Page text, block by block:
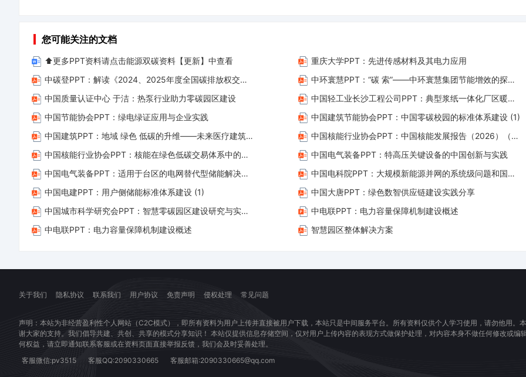
法
下
资
料
侵
权
等
问
题
系
客
立
处
理！
微
信：
pv3515
您可能关注的文档
⬆️更多PPT资料请点击能源双碳资料【更新】中查看
重庆大学PPT：先进传感材料及其电力应用
中碳登PPT：解读《2024、2025年度全国碳排放权交易市场钢铁、水泥、铝冶炼行业配额总量和分配方案》(1)
中环寰慧PPT：“碳 索”——中环寰慧集团节能增效的探索与实践
中国质量认证中心 于洁：热泵行业助力零碳园区建设
中国轻工业长沙工程公司PPT：典型浆纸一体化厂区暖通节能路径探讨
中国节能协会PPT：绿电绿证应用与企业实践
中国建筑节能协会PPT：中国零碳校园的标准体系建设 (1)
中国建筑PPT：地域 绿色 低碳的升维——未来医疗建筑的实施路径
中国核能行业协会PPT：中国核能发展报告（2026）（简版）
中国核能行业协会PPT：核能在绿色低碳交易体系中的政策问题研究 (1)
中国电气装备PPT：特高压关键设备的中国创新与实践
中国电气装备PPT：适用于台区的电网替代型储能解决方案——破解配网瓶颈，打通供电“最后一公里”
中国电科院PPT：大规模新能源并网的系统级问题和国际标准工作
中国电建PPT：用户侧储能标准体系建设 (1)
中国大唐PPT：绿色数智供应链建设实践分享
中国城市科学研究会PPT：智慧零碳园区建设研究与实践 (1)
中电联PPT：电力容量保障机制建设概述
中电联PPT：电力容量保障机制建设概述
智慧园区整体解决方案
关于我们 隐私协议 联系我们 用户协议 免责声明 侵权处理 常见问题
声明：本站为非经营盈利性个人网站（C2C模式），即所有资料为用户上传并直接被用户下载，本站只是中间服务平台。所有资料仅供个人学习使用，请勿他用。
谢大家的支持。我们倡导共建、共创、共享的模式分享知识！ 本站仅提供信息存储空间，仅对用户上传内容的表现方式做保护处理，对内容本身不做任何修改或编
何权益，请立即通知联系客服或在资料页面直接举报反馈，我们会及时妥善处理。
客服微信:pv3515
客服QQ:2090330665 客服邮箱:2090330665@qq.com